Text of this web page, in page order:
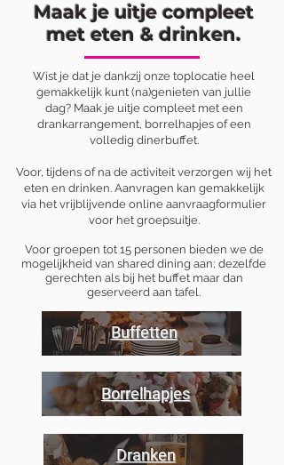
Maak je uitje compleet
met eten & drinken.
Wist je dat je dankzij onze toplocatie heel
gemakkelijk kunt (na)genieten van jullie
dag?Maak je uitje compleet met een
drankarrangement, borrelhapjes of een
volledig dinerbuffet.
Voor, tijdens of na de activiteit verzorgen wij het
eten en drinken. Aanvragen kan gemakkelijk
via het vrijblijvende online aanvraagformulier
voor het groepsuitje.
Voor groepen tot 15 personen bieden we de
mogelijkheid van shared dining aan; dezelfde
gerechten als bij het buffet maar dan
geserveerd aan tafel.
Buffetten
Borrelhapjes
Dranken